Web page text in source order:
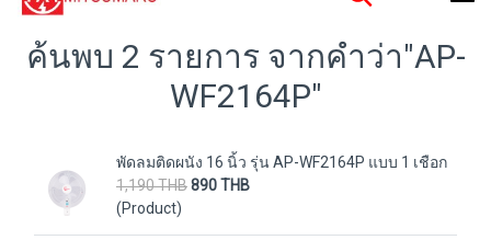
ค้นพบ 2 รายการ จากคำว่า"AP-
WF2164P"
พัดลมติดผนัง 16 นิ้ว รุ่น AP-WF2164P แบบ 1 เชือก
1,190 THB890 THB
(Product)